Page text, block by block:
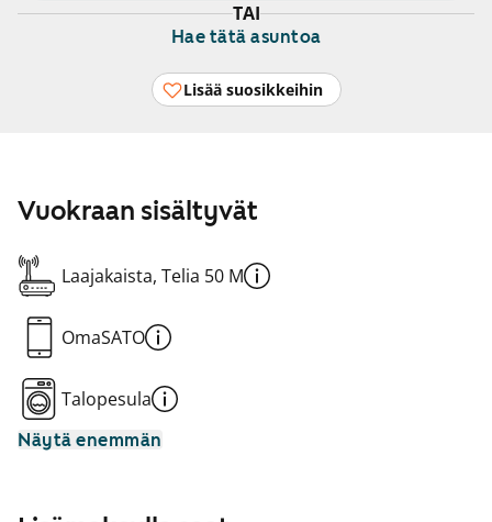
TAI
Hae tätä asuntoa
Lisää suosikkeihin
Vuokraan sisältyvät
Laajakaista, Telia 50 M
OmaSATO
Talopesula
Näytä enemmän